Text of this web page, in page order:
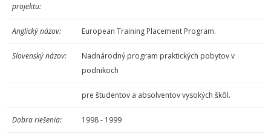
projektu:
Anglický názov: European Training Placement Program.
Slovenský názov:
Nadnárodný program praktických pobytov v
podnikoch
pre študentov a absolventov vysokých škôl.
Dobra riešenia: 1998 - 1999